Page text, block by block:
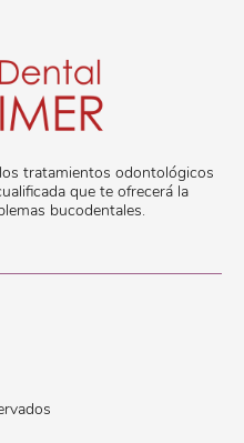
tratamientos odontológicos
que te ofrecerá la
bucodentales.